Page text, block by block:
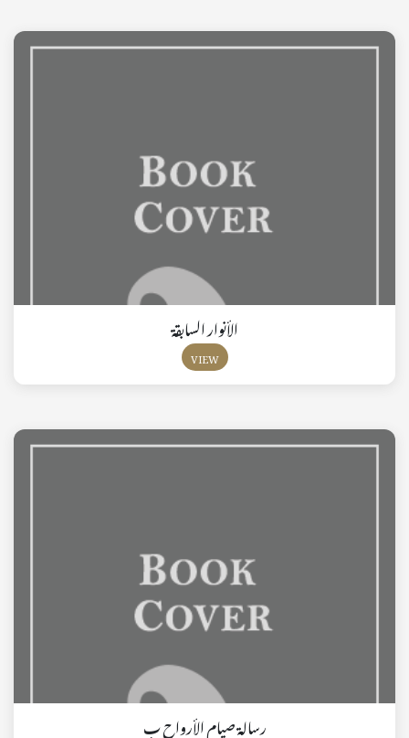
الأنوار السابقة
VIEW
رسالة صيام الأرواح ب